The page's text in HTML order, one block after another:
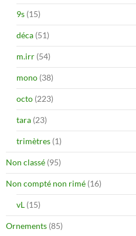
9s (15)
déca (51)
m.irr (54)
mono (38)
octo (223)
tara (23)
trimètres (1)
Non classé (95)
Non compté non rimé (16)
vL (15)
Ornements (85)